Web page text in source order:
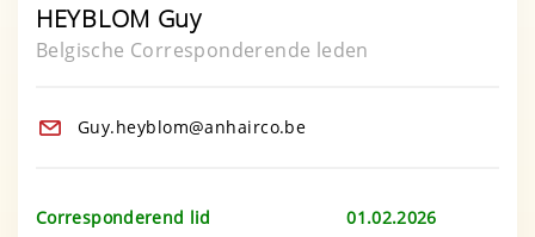
HEYBLOM Guy
Belgische Corresponderende leden
Guy.heyblom@anhairco.be
Corresponderend lid 01.02.2026